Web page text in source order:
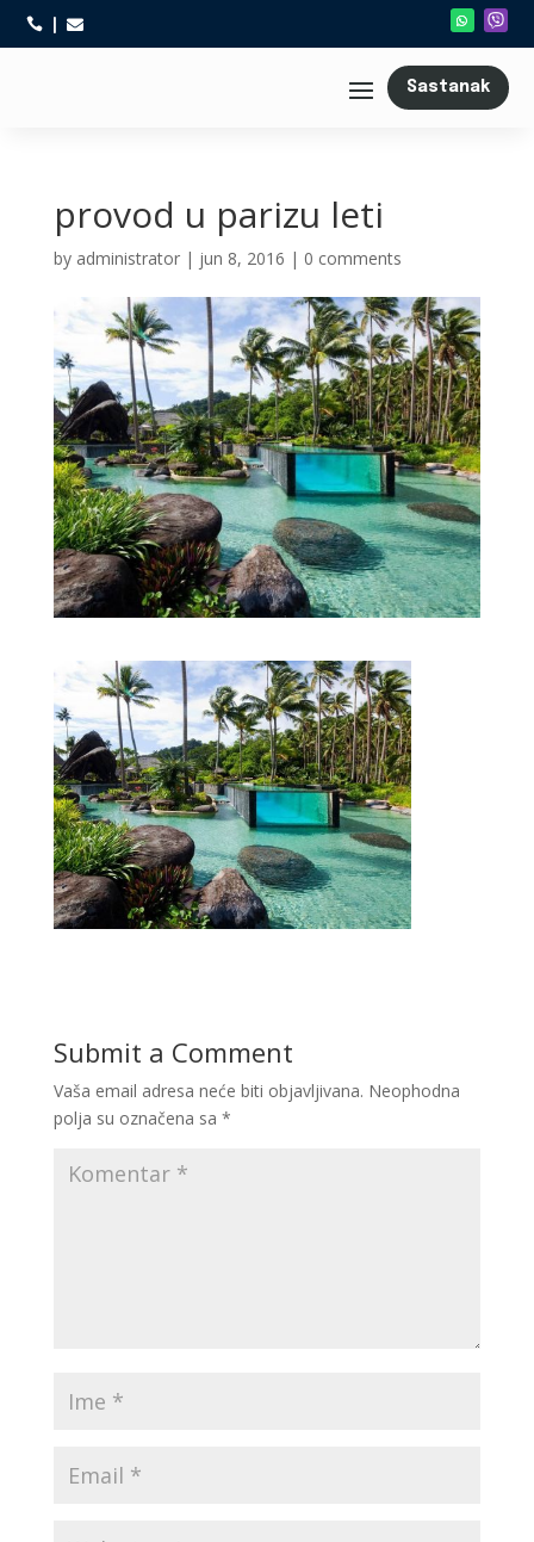
 
Sastanak
provod u parizu leti
by administrator| jun 8, 2016 | 0 comments
Submit a Comment
Vaša email adresa neće biti objavljivana. Neophodna
polja su označena sa *